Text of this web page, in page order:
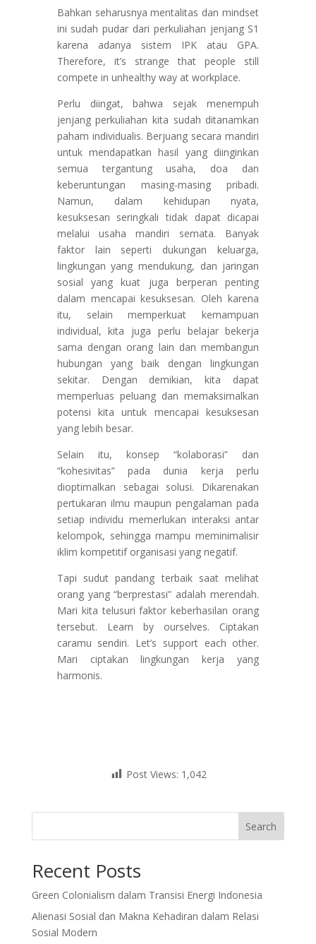
Bahkan seharusnya mentalitas dan mindset
ini sudah pudar dari perkuliahan jenjang S1
karena adanya sistem IPK atau GPA.
Therefore, it’s strange that people still
compete in unhealthy way at workplace.
Perlu diingat, bahwa sejak menempuh
jenjang perkuliahan kita sudah ditanamkan
paham individualis. Berjuang secara mandiri
untuk mendapatkan hasil yang diinginkan
semua tergantung usaha, doa dan
keberuntungan masing-masing pribadi.
Namun, dalam kehidupan nyata,
kesuksesan seringkali tidak dapat dicapai
melalui usaha mandiri semata. Banyak
faktor lain seperti dukungan keluarga,
lingkungan yang mendukung, dan jaringan
sosial yang kuat juga berperan penting
dalam mencapai kesuksesan. Oleh karena
itu, selain memperkuat kemampuan
individual, kita juga perlu belajar bekerja
sama dengan orang lain dan membangun
hubungan yang baik dengan lingkungan
sekitar. Dengan demikian, kita dapat
memperluas peluang dan memaksimalkan
potensi kita untuk mencapai kesuksesan
yang lebih besar.
Selain itu, konsep “kolaborasi” dan
“kohesivitas” pada dunia kerja perlu
dioptimalkan sebagai solusi. Dikarenakan
pertukaran ilmu maupun pengalaman pada
setiap individu memerlukan interaksi antar
kelompok, sehingga mampu meminimalisir
iklim kompetitif organisasi yang negatif.
Tapi sudut pandang terbaik saat melihat
orang yang “berprestasi” adalah merendah.
Mari kita telusuri faktor keberhasilan orang
tersebut. Learn by ourselves. Ciptakan
caramu sendiri. Let’s support each other.
Mari ciptakan lingkungan kerja yang
harmonis.
Post Views: 1,042
Search
Recent Posts
Green Colonialism dalam Transisi Energi Indonesia
Alienasi Sosial dan Makna Kehadiran dalam Relasi
Sosial Modern